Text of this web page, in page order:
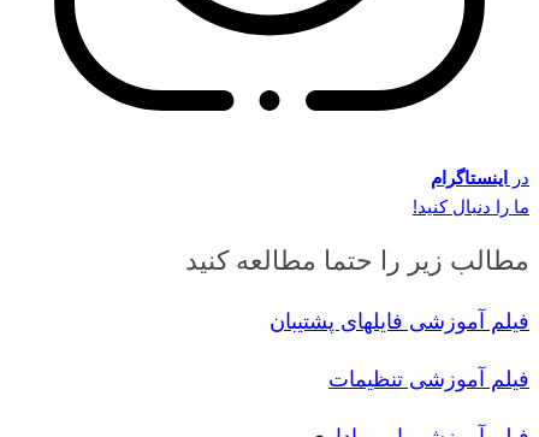
در
اینستاگرام
ما را دنبال کنید!
مطالب زیر را حتما مطالعه کنید
فیلم آموزشی فایلهای پشتیبان
فیلم آموزشی تنظیمات